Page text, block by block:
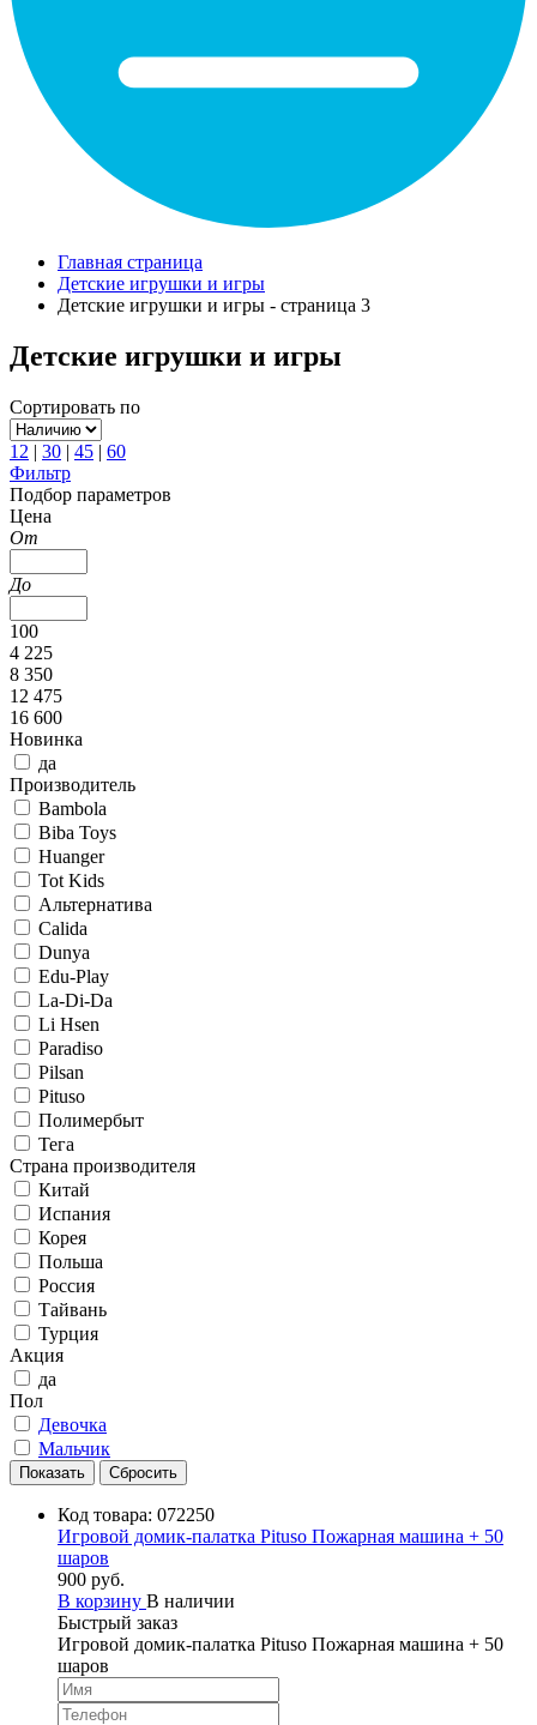
Главная страница
Детские игрушки и игры
Детские игрушки и игры - страница 3
Детские игрушки и игры
Сортировать по
12 | 30 | 45 | 60
Фильтр
Подбор параметров
Цена
От
До
100
4 225
8 350
12 475
16 600
Новинка
да
Производитель
Bambola
Biba Toys
Huanger
Tot Kids
Альтернатива
Calida
Dunya
Edu-Play
La-Di-Da
Li Hsen
Paradiso
Pilsan
Pituso
Полимербыт
Тега
Страна производителя
Китай
Испания
Корея
Польша
Россия
Тайвань
Турция
Акция
да
Пол
Девочка
Мальчик
Код товара: 072250
Игровой домик-палатка Pituso Пожарная машина + 50
шаров
900 руб.
В корзину В наличии
Быстрый заказ
Игровой домик-палатка Pituso Пожарная машина + 50
шаров